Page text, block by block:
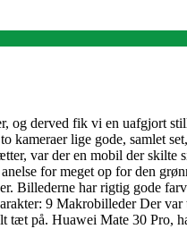
og derved fik vi en uafgjort
kameraer lige gode, samlet
var der en mobil der skilte
for meget op for den
Billederne har rigtig gode
9 Makrobilleder Der var
tæt på. Huawei Mate 30 Pro,